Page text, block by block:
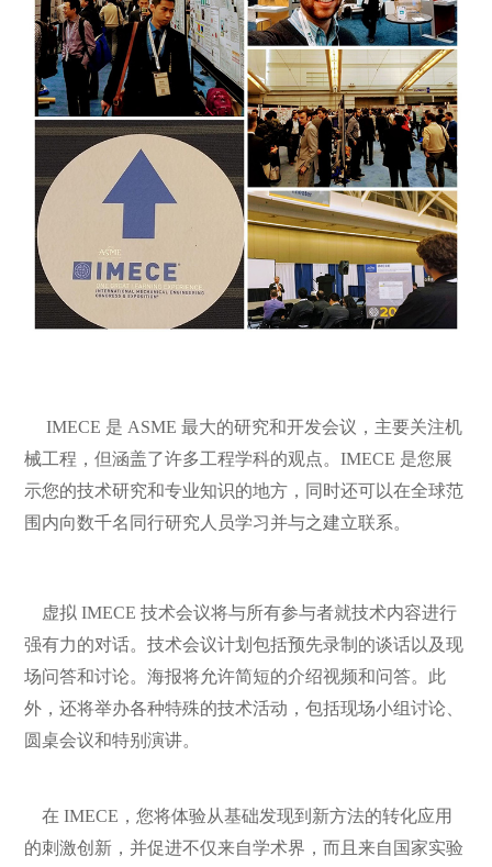
IMECE 是 ASME 最大的研究和开发会议，主要关注机
械工程，但涵盖了许多工程学科的观点。IMECE 是您展
示您的技术研究和专业知识的地方，同时还可以在全球范
围内向数千名同行研究人员学习并与之建立联系。
虚拟 IMECE 技术会议将与所有参与者就技术内容进行
强有力的对话。技术会议计划包括预先录制的谈话以及现
场问答和讨论。海报将允许简短的介绍视频和问答。此
外，还将举办各种特殊的技术活动，包括现场小组讨论、
圆桌会议和特别演讲。
在 IMECE，您将体验从基础发现到新方法的转化应用
的刺激创新，并促进不仅来自学术界，而且来自国家实验